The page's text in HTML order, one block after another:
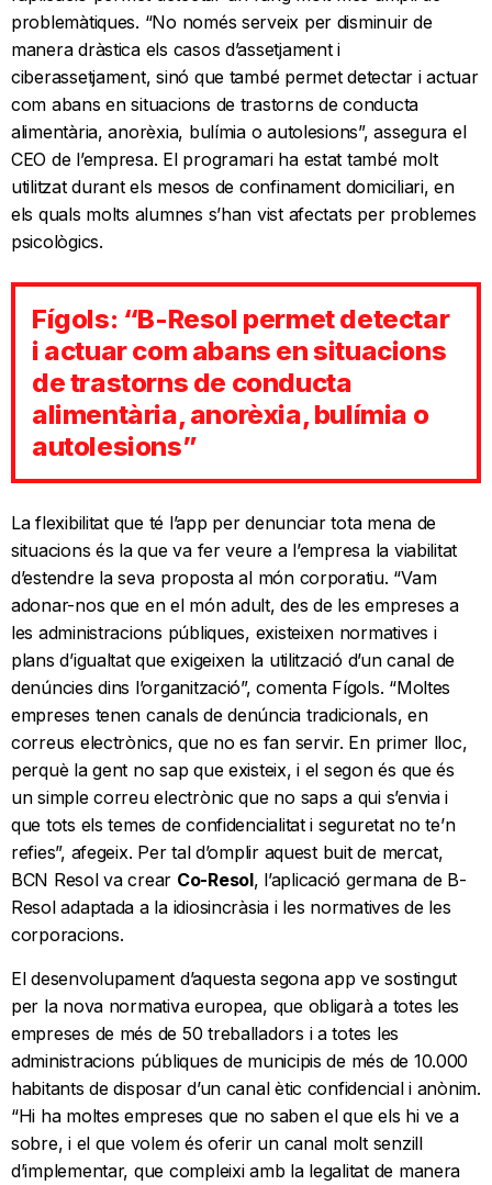
problemàtiques. “No només serveix per disminuir de
manera dràstica els casos d’assetjament i
ciberassetjament, sinó que també permet detectar i actuar
com abans en situacions de trastorns de conducta
alimentària, anorèxia, bulímia o autolesions”, assegura el
CEO de l’empresa. El programari ha estat també molt
utilitzat durant els mesos de confinament domiciliari, en
els quals molts alumnes s’han vist afectats per problemes
psicològics.
Fígols: “B-Resol permet detectar
i actuar com abans en situacions
de trastorns de conducta
alimentària, anorèxia, bulímia o
autolesions”
La flexibilitat que té l’app per denunciar tota mena de
situacions és la que va fer veure a l’empresa la viabilitat
d’estendre la seva proposta al món corporatiu. “Vam
adonar-nos que en el món adult, des de les empreses a
les administracions públiques, existeixen normatives i
plans d’igualtat que exigeixen la utilització d’un canal de
denúncies dins l’organització”, comenta Fígols. “Moltes
empreses tenen canals de denúncia tradicionals, en
correus electrònics, que no es fan servir. En primer lloc,
perquè la gent no sap que existeix, i el segon és que és
un simple correu electrònic que no saps a qui s’envia i
que tots els temes de confidencialitat i seguretat no te’n
refies”, afegeix. Per tal d’omplir aquest buit de mercat,
BCN Resol va crear Co-Resol, l’aplicació germana de B-
Resol adaptada a la idiosincràsia i les normatives de les
corporacions.
El desenvolupament d’aquesta segona app ve sostingut
per la nova normativa europea, que obligarà a totes les
empreses de més de 50 treballadors i a totes les
administracions públiques de municipis de més de 10.000
habitants de disposar d’un canal ètic confidencial i anònim.
“Hi ha moltes empreses que no saben el que els hi ve a
sobre, i el que volem és oferir un canal molt senzill
d’implementar, que compleixi amb la legalitat de manera